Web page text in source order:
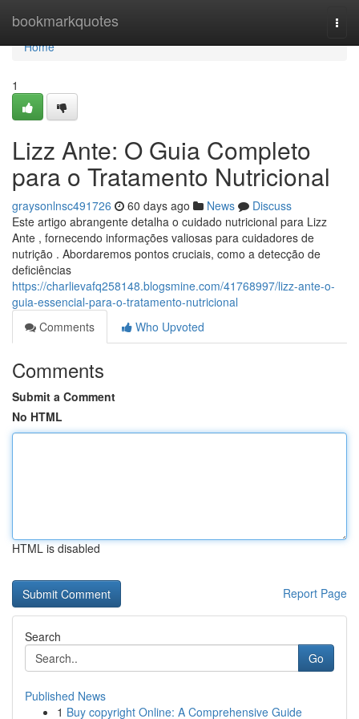
bookmarkquotes
Home
Home
1
Lizz Ante: O Guia Completo
para o Tratamento Nutricional
graysonlnsc491726 60 days ago News
Discuss
Este artigo abrangente detalha o cuidado nutricional para Lizz
Ante , fornecendo informações valiosas para cuidadores de
nutrição . Abordaremos pontos cruciais, como a detecção de
deficiências
https://charlievafq258148.blogsmine.com/41768997/lizz-ante-o-
guia-essencial-para-o-tratamento-nutricional
Comments
Who Upvoted
Comments
Submit a Comment
No HTML
HTML is disabled
Report Page
Search
Go
Published News
1 Buy copyright Online: A Comprehensive Guide